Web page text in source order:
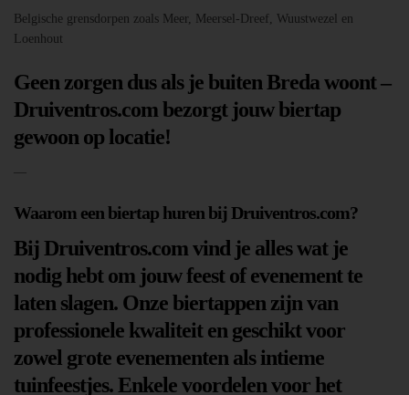
Belgische grensdorpen zoals Meer, Meersel-Dreef, Wuustwezel en
Loenhout
Geen zorgen dus als je buiten Breda woont –
Druiventros.com bezorgt jouw biertap
gewoon op locatie!
—
Waarom een biertap huren bij Druiventros.com?
Bij Druiventros.com vind je alles wat je
nodig hebt om jouw feest of evenement te
laten slagen. Onze biertappen zijn van
professionele kwaliteit en geschikt voor
zowel grote evenementen als intieme
tuinfeestjes. Enkele voordelen voor het